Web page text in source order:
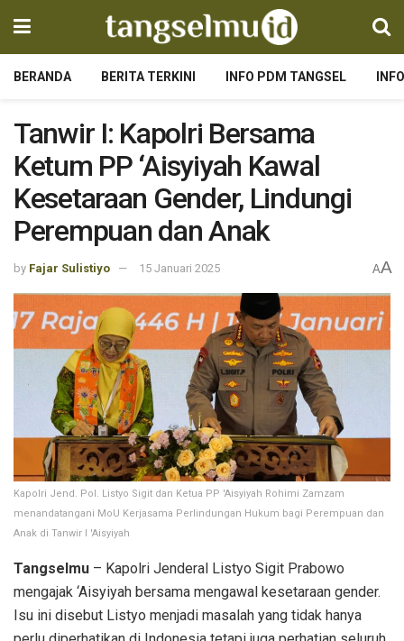
BERANDA BERITA TERKINI INFO PDM TANGSEL
Tanwir I: Kapolri Bersama
Ketum PP ‘Aisyiyah Kawal
Kesetaraan Gender, Lindungi
Perempuan dan Anak
by Fajar Sulistiyo 15 Januari 2025 AA
Kapolri Jend. Pol. Listyo Sigit dan Ketua PP 'Aisyiyah Rohimi Zamzam
menandatangani MoU Kerjasama Perlindungan Hukum bagi Perempuan dan
Anak di Tanwir I 'Aisyiyah
Tangselmu – Kapolri Jenderal Listyo Sigit Prabowo
mengajak ‘Aisyiyah bersama mengawal kesetaraan gender.
Isu ini disebut Listyo menjadi masalah yang tidak hanya